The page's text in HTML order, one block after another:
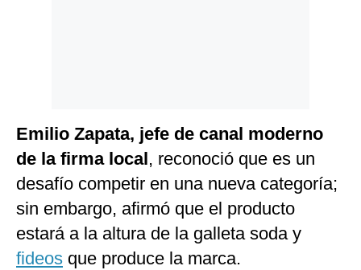
Emilio Zapata, jefe de canal moderno
de la firma local, reconoció que es un
desafío competir en una nueva categoría;
sin embargo, afirmó que el producto
estará a la altura de la galleta soda y
fideos que produce la marca.